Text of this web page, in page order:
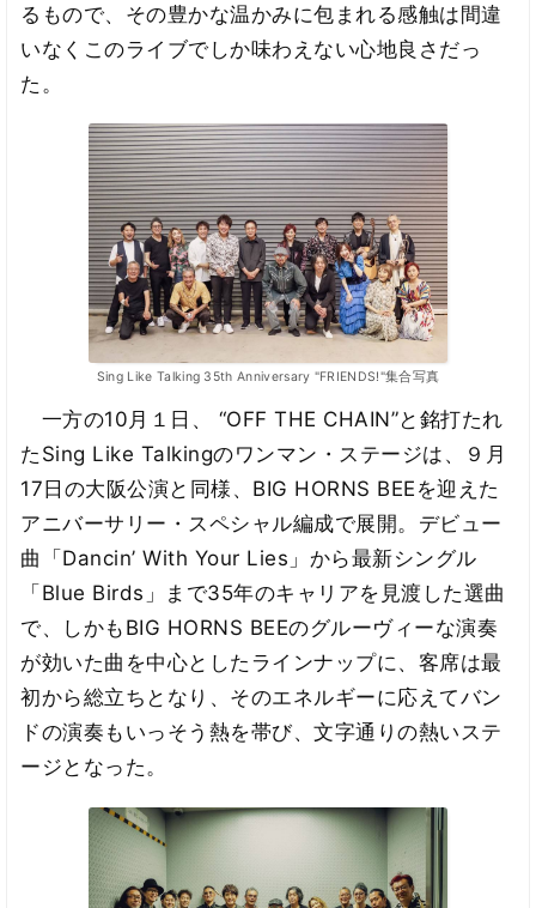
るもので、その豊かな温かみに包まれる感触は間違
いなくこのライブでしか味わえない心地良さだっ
た。
Sing Like Talking 35th Anniversary "FRIENDS!"集合写真
一方の10月１日、 “OFF THE CHAIN”と銘打たれ
たSing Like Talkingのワンマン・ステージは、９月
17日の大阪公演と同様、BIG HORNS BEEを迎えた
アニバーサリー・スペシャル編成で展開。デビュー
曲「Dancin’ With Your Lies」から最新シングル
「Blue Birds」まで35年のキャリアを見渡した選曲
で、しかもBIG HORNS BEEのグルーヴィーな演奏
が効いた曲を中心としたラインナップに、客席は最
初から総立ちとなり、そのエネルギーに応えてバン
ドの演奏もいっそう熱を帯び、文字通りの熱いステ
ージとなった。